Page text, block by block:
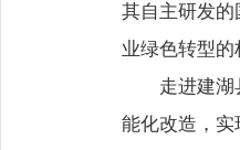
其自主研发
业绿色转型的
走进建
能化改造，实